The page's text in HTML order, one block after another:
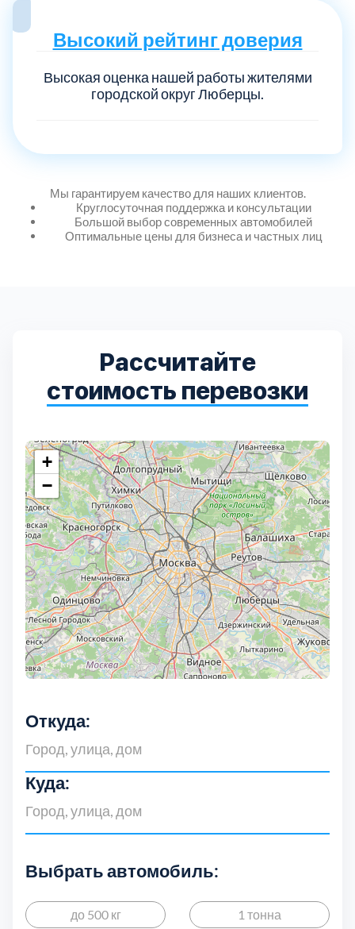
Высокий рейтинг доверия
Высокая оценка нашей работы жителями
городской округ Люберцы.
Мы гарантируем качество для наших клиентов.
Круглосуточная поддержка и консультации
Большой выбор современных автомобилей
Оптимальные цены для бизнеса и частных лиц
Рассчитайте
стоимость перевозки
+
−
Откуда:
Куда:
Выбрать автомобиль:
до 500 кг 1 тонна
Балашиха
Богородский 7
Волоколамский 3
Воскресенский 7
Дмитровский 7
Долгопрудный 2
Домодедовский 7
Егорьевский